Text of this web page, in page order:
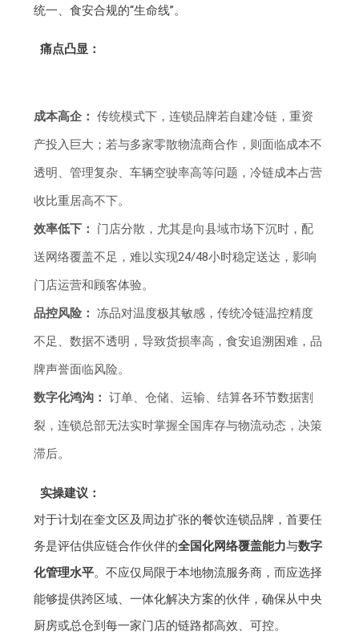
统一、食安合规的“生命线”。
痛点凸显：
成本高企： 传统模式下，连锁品牌若自建冷链，重资
产投入巨大；若与多家零散物流商合作，则面临成本不
透明、管理复杂、车辆空驶率高等问题，冷链成本占营
收比重居高不下。
效率低下：
门店分散，尤其是向县域市场下沉时，配
送网络覆盖不足，难以实现24/48小时稳定送达，影响
门店运营和顾客体验。
品控风险： 冻品对温度极其敏感，传统冷链温控精度
不足、数据不透明，导致货损率高，食安追溯困难，品
牌声誉面临风险。
数字化鸿沟： 订单、仓储、运输、结算各环节数据割
裂，连锁总部无法实时掌握全国库存与物流动态，决策
滞后。
实操建议：
对于计划在奎文区及周边扩张的餐饮连锁品牌，首要任
务是评估供应链合作伙伴的全国化网络覆盖能力与数字
化管理水平。不应仅局限于本地物流服务商，而应选择
能够提供跨区域、一体化解决方案的伙伴，确保从中央
厨房或总仓到每一家门店的链路都高效、可控。